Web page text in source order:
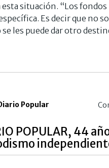
situación. “Los
Es decir que no
les puede dar otro
Popular
POPULAR, 44